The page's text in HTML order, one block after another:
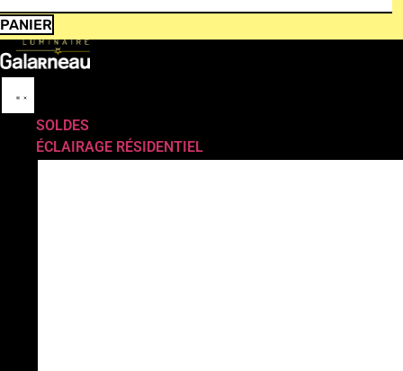
PANIER
SOLDES
ÉCLAIRAGE RÉSIDENTIEL